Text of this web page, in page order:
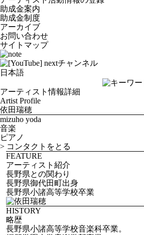
助成金案内
助成金制度
アーカイブ
お問い合わせ
サイトマップ
アーティスト情報詳細
Artist Profile
依田瑞穂
mizuho yoda
音楽
ピアノ
> コンタクトをとる
FEATURE
アーティスト紹介
長野県との関わり
長野県御代田町出身
長野県小諸高等学校卒業
HISTORY
略歴
長野県小諸高等学校音楽科卒業。